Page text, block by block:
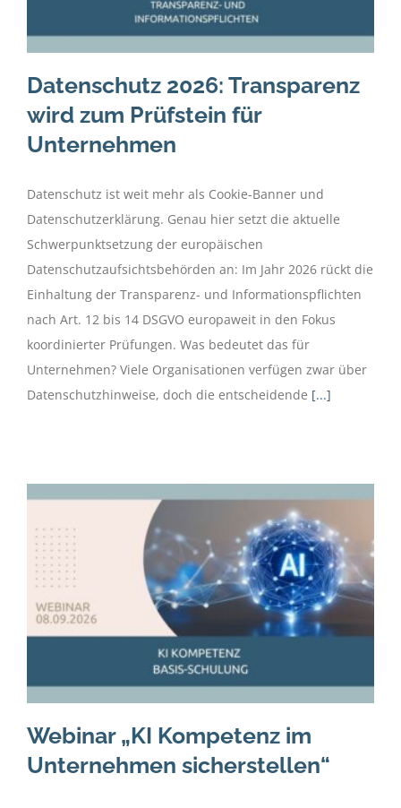
Datenschutz 2026: Transparenz
wird zum Prüfstein für
Unternehmen
Datenschutz ist weit mehr als Cookie-Banner und
Datenschutzerklärung. Genau hier setzt die aktuelle
Schwerpunktsetzung der europäischen
Datenschutzaufsichtsbehörden an: Im Jahr 2026 rückt die
Einhaltung der Transparenz- und Informationspflichten
nach Art. 12 bis 14 DSGVO europaweit in den Fokus
koordinierter Prüfungen. Was bedeutet das für
Unternehmen? Viele Organisationen verfügen zwar über
Datenschutzhinweise, doch die entscheidende [...]
Webinar „KI Kompetenz im
Unternehmen sicherstellen“